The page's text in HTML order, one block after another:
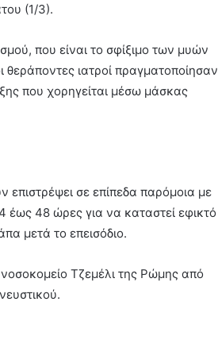
(1/3).
που είναι το σφίξιμο των μυών
ιατροί πραγματοποίησαν
που χορηγείται μέσω μάσκας
επιστρέψει σε επίπεδα παρόμοια με
έως 48 ώρες για να καταστεί εφικτό
μετά το επεισόδιο.
Τζεμέλι της Ρώμης από